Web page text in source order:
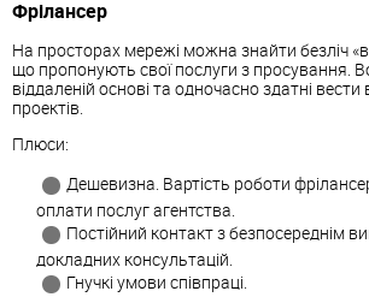
Фрілансер
На просторах мережі можна знайти безліч
що пропонують свої послуги з просування.
віддаленій основі та одночасно здатні вести
проектів.
Плюси:
Дешевизна. Вартість роботи
оплати послуг агентства.
Постійний контакт з безпосереднім
докладних консультацій.
Гнучкі умови співпраці.